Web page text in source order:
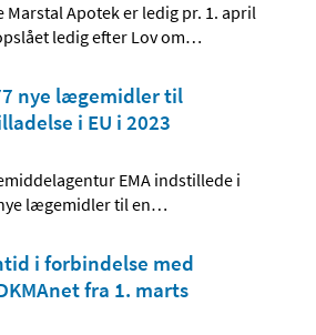
Marstal Apotek er ledig pr. 1. april
ledig efter Lov om…
nye lægemidler til
i EU i 2023
EMA indstillede i
lægemidler til en…
i forbindelse med
fra 1. marts